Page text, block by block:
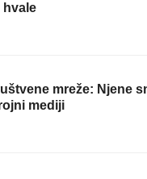
hvale
mreže: Njene
mediji